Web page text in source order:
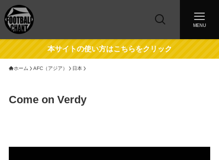
MENU
本サイトの使い方はこちらをクリック
ホーム AFC（アジア） 日本
Come on Verdy